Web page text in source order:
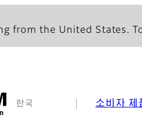
from the United States.
한국 소비자 제